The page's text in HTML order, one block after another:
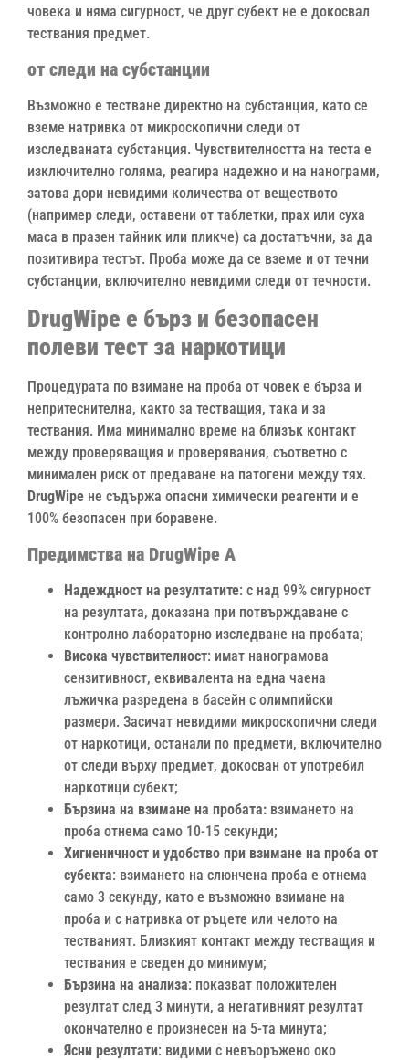
човека и няма сигурност, че друг субект не е докосвал
тествания предмет.
от следи на субстанции
Възможно е тестване директно на субстанция, като се
вземе натривка от микроскопични следи от
изследваната субстанция. Чувствителността на теста е
изключително голяма, реагира надежно и на нанограми,
затова дори невидими количества от веществото
(например следи, оставени от таблетки, прах или суха
маса в празен тайник или пликче) са достатъчни, за да
позитивира тестът. Проба може да се вземе и от течни
субстанции, включително невидими следи от течности.
DrugWipe е бърз и безопасен
полеви тест за наркотици
Процедурата по взимане на проба от човек е бърза и
непритеснителна, както за тестващия, така и за
тествания. Има минимално време на близък контакт
между проверяващия и проверявания, съответно с
минимален риск от предаване на патогени между тях.
DrugWipe не съдържа опасни химически реагенти и е
100% безопасен при боравене.
Предимства на DrugWipe A
Надеждност на резултатите: с над 99% сигурност
на резултата, доказана при потвърждаване с
контролно лабораторно изследване на пробата;
Висока чувствителност: имат нанограмова
сензитивност, еквивалента на една чаена
лъжичка разредена в басейн с олимпийски
размери. Засичат невидими микроскопични следи
от наркотици, останали по предмети, включително
от следи върху предмет, докосван от употребил
наркотици субект;
Бързина на взимане на пробата: взимането на
проба отнема само 10-15 секунди;
Хигиеничност и удобство при взимане на проба от
субекта: взимането на слюнчена проба е отнема
само 3 секунду, като е възможно взимане на
проба и с натривка от ръцете или челото на
тестваният. Близкият контакт между тестващия и
тествания е сведен до минимум;
Бързина на анализа: показват положителен
резултат след 3 минути, а негативният резултат
окончателно е произнесен на 5-та минута;
Ясни резултати: видими с невъоръжено око